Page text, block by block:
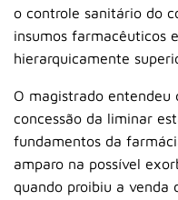
o controle sanitário do
insumos farmacêuticos
hierarquicamente
O magistrado entendeu
concessão da liminar
fundamentos da
amparo na possível
quando proibiu a venda